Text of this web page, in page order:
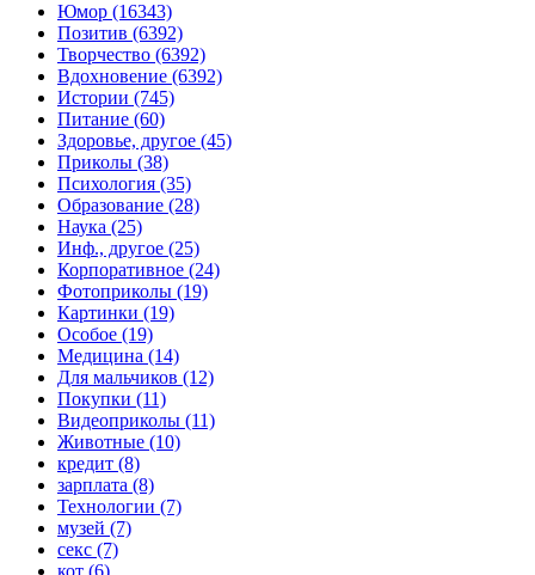
Юмор (16343)
Позитив (6392)
Творчество (6392)
Вдохновение (6392)
Истории (745)
Питание (60)
Здоровье, другое (45)
Приколы (38)
Психология (35)
Образование (28)
Наука (25)
Инф., другое (25)
Корпоративное (24)
Фотоприколы (19)
Картинки (19)
Особое (19)
Медицина (14)
Для мальчиков (12)
Покупки (11)
Видеоприколы (11)
Животные (10)
кредит (8)
зарплата (8)
Технологии (7)
музей (7)
секс (7)